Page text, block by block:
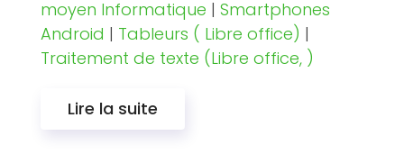
moyen Informatique | Smartphones
Android | Tableurs ( Libre office) |
Traitement de texte (Libre office, )
Lire la suite